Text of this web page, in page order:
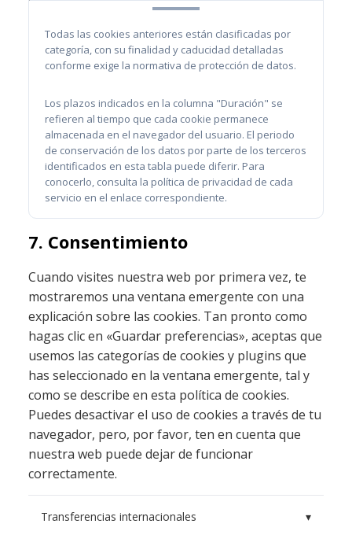
Todas las cookies anteriores están clasificadas por
categoría, con su finalidad y caducidad detalladas
conforme exige la normativa de protección de datos.
Los plazos indicados en la columna "Duración" se
refieren al tiempo que cada cookie permanece
almacenada en el navegador del usuario. El periodo
de conservación de los datos por parte de los terceros
identificados en esta tabla puede diferir. Para
conocerlo, consulta la política de privacidad de cada
servicio en el enlace correspondiente.
7. Consentimiento
Cuando visites nuestra web por primera vez, te
mostraremos una ventana emergente con una
explicación sobre las cookies. Tan pronto como
hagas clic en «Guardar preferencias», aceptas que
usemos las categorías de cookies y plugins que
has seleccionado en la ventana emergente, tal y
como se describe en esta política de cookies.
Puedes desactivar el uso de cookies a través de tu
navegador, pero, por favor, ten en cuenta que
nuestra web puede dejar de funcionar
correctamente.
Transferencias internacionales ▾